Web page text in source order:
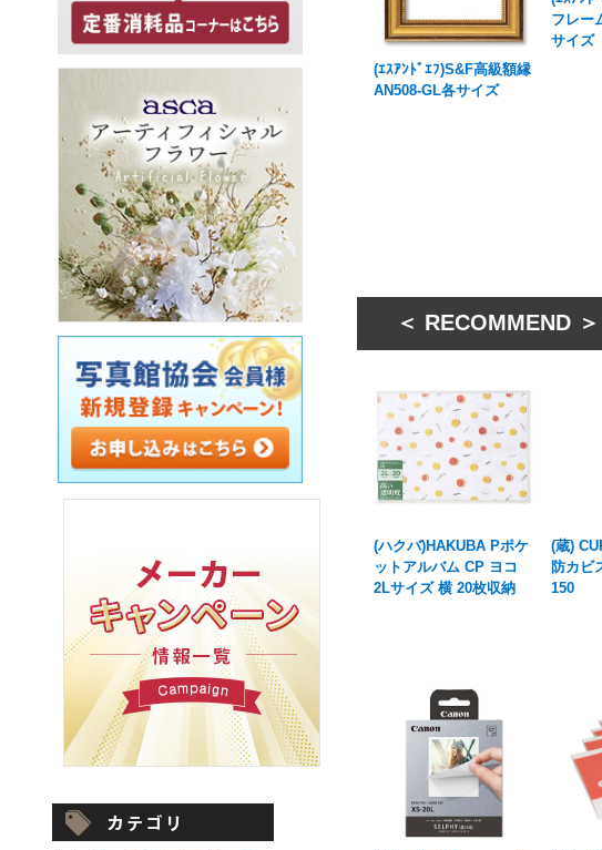
(ｴｽｱﾝﾄﾞｴﾌ)S&F高級額縁
AN508-GL各サイズ
フレー
サイズ
＜
(ハクバ)HAKUBA Pポケ
ットアルバム CP ヨコ
2Lサイズ 横 20枚収納
(蔵)
防カビ
150